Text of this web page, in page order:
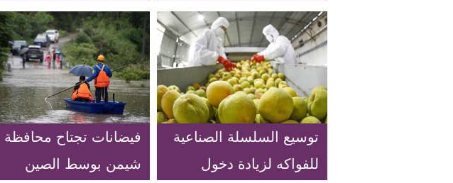
بالكويت
الزراعية شمالي الصين
توسيع السلسلة الصناعية
للفواكه لزيادة دخول
فيضانات تجتاح محافظة
شيمن بوسط الصين